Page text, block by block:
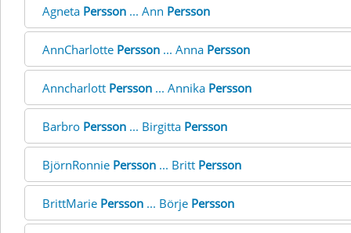
Agneta Persson ... Ann Persson
AnnCharlotte Persson ... Anna Persson
Anncharlott Persson ... Annika Persson
Barbro Persson ... Birgitta Persson
BjörnRonnie Persson ... Britt Persson
BrittMarie Persson ... Börje Persson